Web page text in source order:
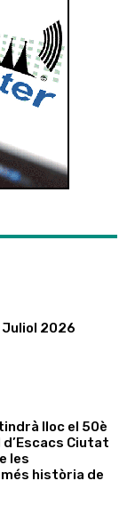
Juliol 2026
lloc el 50è
Ciutat
les
història de